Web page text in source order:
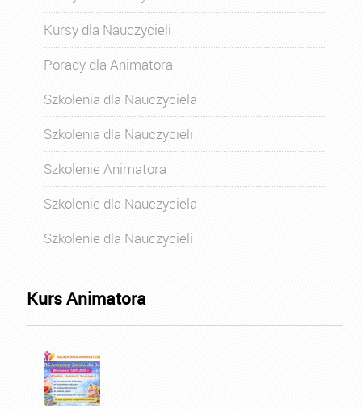
Kursy dla Nauczycieli
Porady dla Animatora
Szkolenia dla Nauczyciela
Szkolenia dla Nauczycieli
Szkolenie Animatora
Szkolenie dla Nauczyciela
Szkolenie dla Nauczycieli
Kurs Animatora